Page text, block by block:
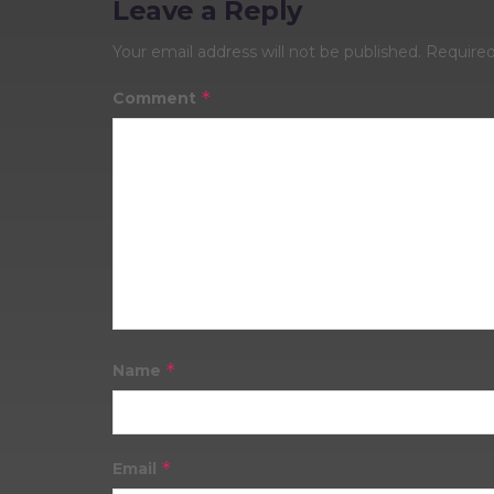
Leave a Reply
Your email address will not be published.
Comment *
Name *
Email *